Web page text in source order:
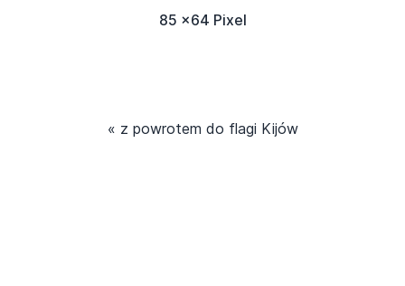
85 x64 Pixel
« z powrotem do flagi Kijów